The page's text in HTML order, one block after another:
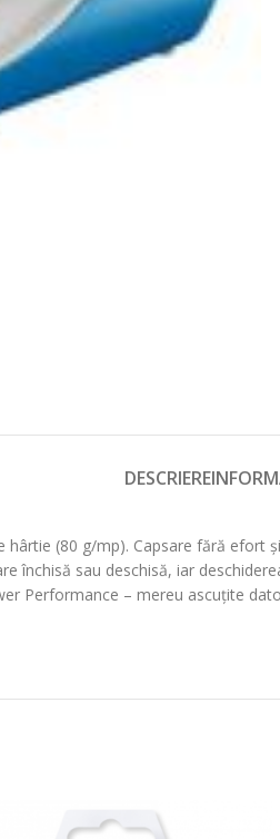
DESCRIERE
hârtie (80 g/mp). Capsare fără
închisă sau deschisă, iar
Performance – mereu ascuțite